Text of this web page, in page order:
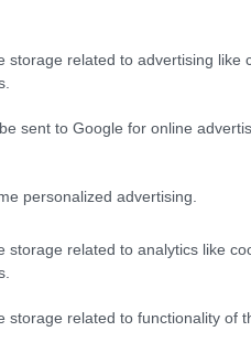
storage related to advertising like
sent to Google for online
personalized advertising.
storage related to analytics like
storage related to functionality of
- Μόνιμοι στο